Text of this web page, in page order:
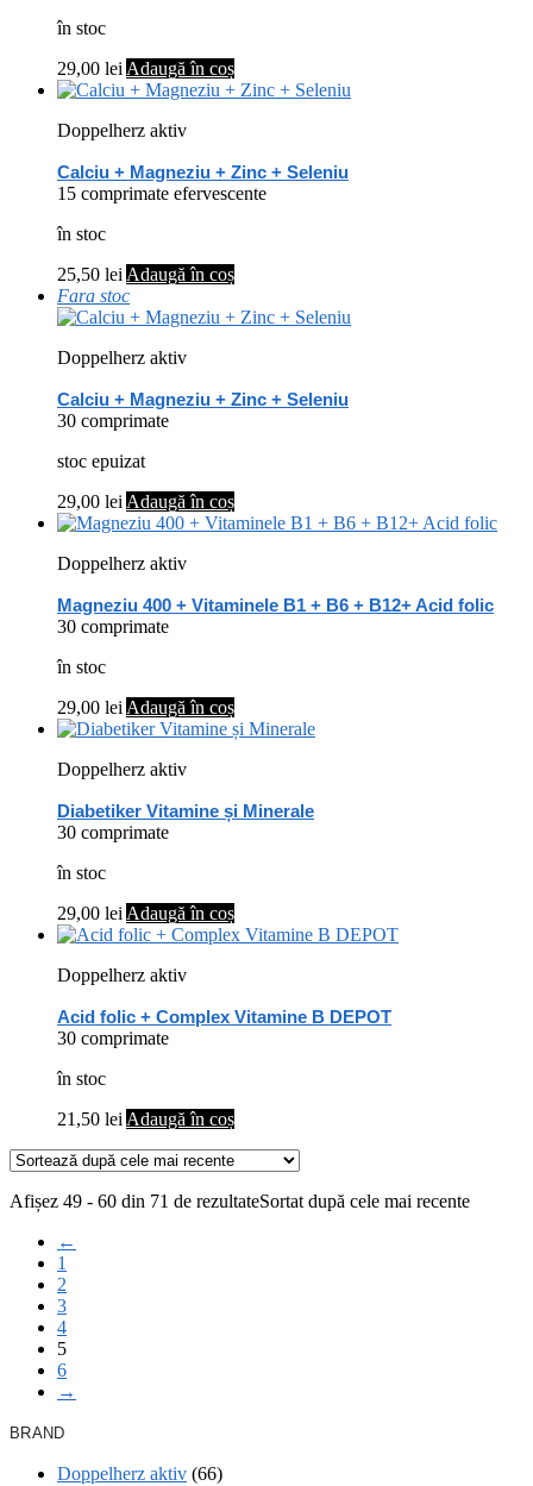
în stoc
29,00 lei Adaugă în coș
Doppelherz aktiv
Calciu + Magneziu + Zinc + Seleniu
15 comprimate efervescente
în stoc
25,50 lei Adaugă în coș
Fara stoc
Doppelherz aktiv
Calciu + Magneziu + Zinc + Seleniu
30 comprimate
stoc epuizat
29,00 lei Adaugă în coș
Doppelherz aktiv
Magneziu 400 + Vitaminele B1 + B6 + B12+ Acid folic
30 comprimate
în stoc
29,00 lei Adaugă în coș
Doppelherz aktiv
Diabetiker Vitamine și Minerale
30 comprimate
în stoc
29,00 lei Adaugă în coș
Doppelherz aktiv
Acid folic + Complex Vitamine B DEPOT
30 comprimate
în stoc
21,50 lei Adaugă în coș
Afișez 49 - 60 din 71 de rezultateSortat după cele mai recente
←
1
2
3
4
5
6
→
BRAND
Doppelherz aktiv (66)